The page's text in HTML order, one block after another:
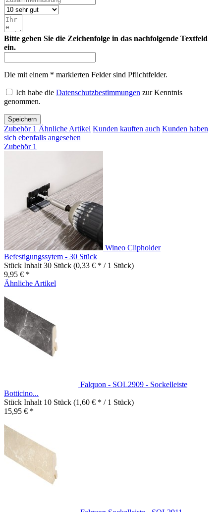
Bitte geben Sie die Zeichenfolge in das nachfolgende Textfeld
ein.
Die mit einem * markierten Felder sind Pflichtfelder.
Ich habe die Datenschutzbestimmungen zur Kenntnis
genommen.
Speichern
Zubehör 1 Ähnliche Artikel Kunden kauften auch Kunden haben
sich ebenfalls angesehen
Zubehör 1
Wineo Clipholder
Befestigungssytem - 30 Stück
Stück Inhalt 30 Stück (0,33 € * / 1 Stück)
9,95 € *
Ähnliche Artikel
Falquon - SOL2909 - Sockelleiste
Botticino...
Stück Inhalt 10 Stück (1,60 € * / 1 Stück)
15,95 € *